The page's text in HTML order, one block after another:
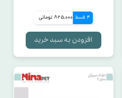
4 قسط 825,000 تومانی
افزودن به سبد خرید